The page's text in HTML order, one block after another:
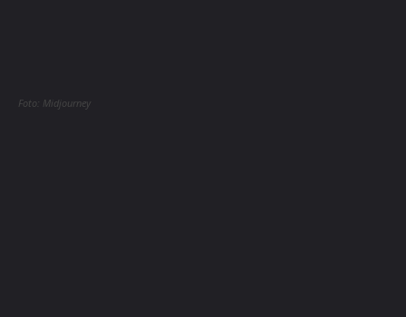
Foto: Midjourney